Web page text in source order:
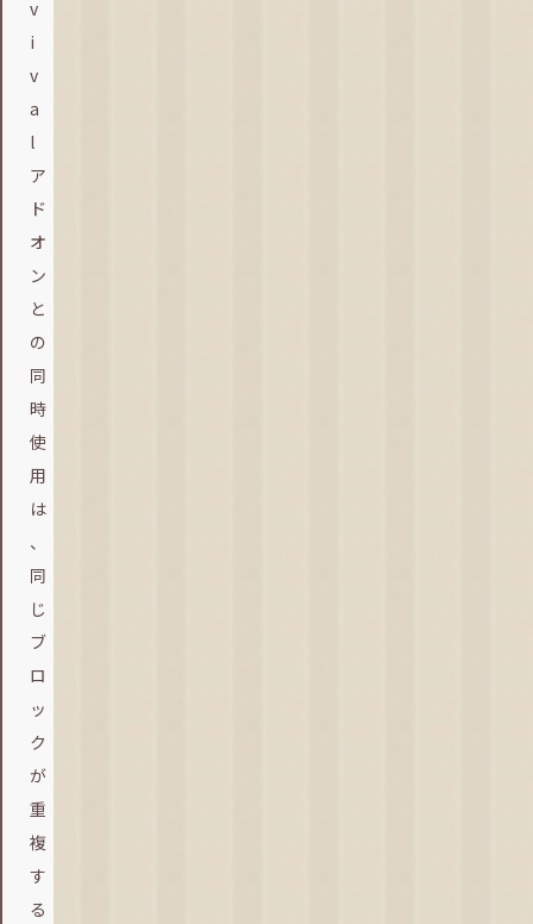
v
i
v
a
l
ア
ド
オ
ン
と
の
同
時
使
用
は
、
同
じ
ブ
ロ
ッ
ク
が
重
複
す
る